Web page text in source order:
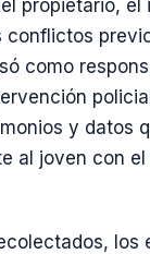
propietario, el
conflictos
como
y datos
al joven con el
los